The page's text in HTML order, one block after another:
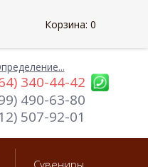
340-44-42
490-63-80
507-92-01
Сувениры
Корзина: 0